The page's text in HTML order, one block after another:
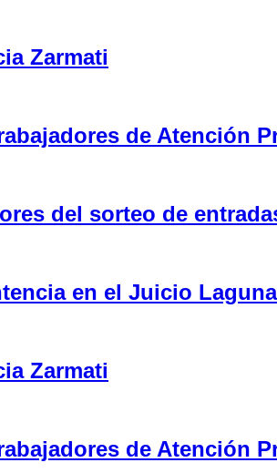
Zarmati
de Atención
del sorteo de
en el Juicio
Zarmati
de Atención